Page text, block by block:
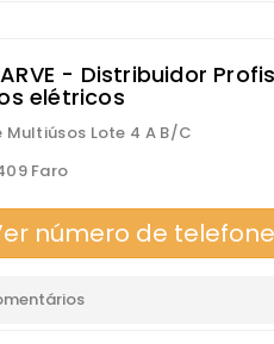
- Distribuidor
elétricos
Multiúsos Lote 4 A B/C
Faro
número de telefone